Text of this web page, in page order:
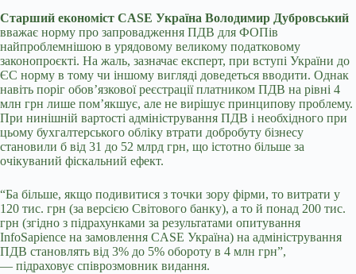
Старший економіст CASE Україна Володимир Дубровський
вважає норму про запровадження ПДВ для ФОПів
найпроблемнішою в урядовому великому податковому
законопроєкті. На жаль, зазначає експерт, при вступі України до
ЄС норму в тому чи іншому вигляді доведеться вводити. Однак
навіть поріг обов’язкової реєстрації платником ПДВ на рівні 4
млн грн лише пом’якшує, але не вирішує принципову проблему.
При нинішній вартості адміністрування ПДВ і необхідного при
цьому бухгалтерського обліку втрати добробуту бізнесу
становили б від 31 до 52 млрд грн, що істотно більше за
очікуваний фіскальний ефект.
“Ба більше, якщо подивитися з точки зору фірми, то витрати у
120 тис. грн (за версією Світового банку), а то й понад 200 тис.
грн (згідно з підрахунками за результатами опитування
InfoSapience на замовлення CASE Україна) на адміністрування
ПДВ становлять від 3% до 5% обороту в 4 млн грн”,
— підраховує співрозмовник видання.